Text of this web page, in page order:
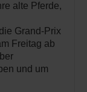
alte Pferde,
Grand-Prix
Freitag ab
und um